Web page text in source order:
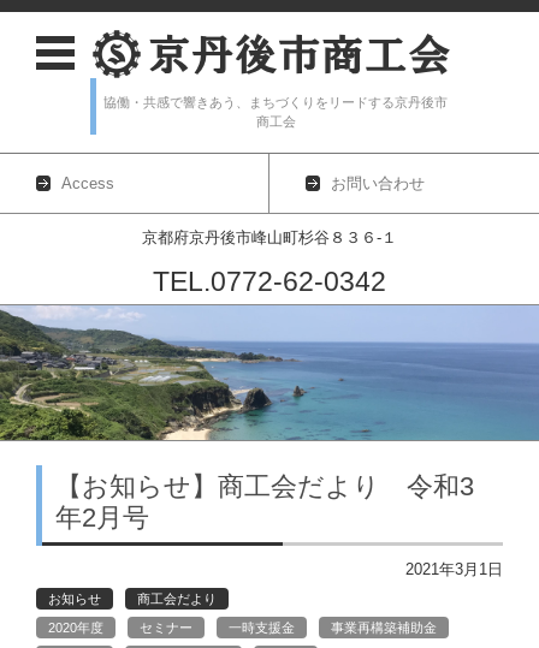
協働・共感で響きあう、まちづくりをリードする京丹後市
商工会
Access お問い合わせ
京都府京丹後市峰山町杉谷８３６-１
TEL.0772-62-0342
コンテンツに移動
【お知らせ】商工会だより 令和3
年2月号
2021年3月1日
お知らせ
商工会だより
2020年度
セミナー 一時支援金
事業再構築補助金